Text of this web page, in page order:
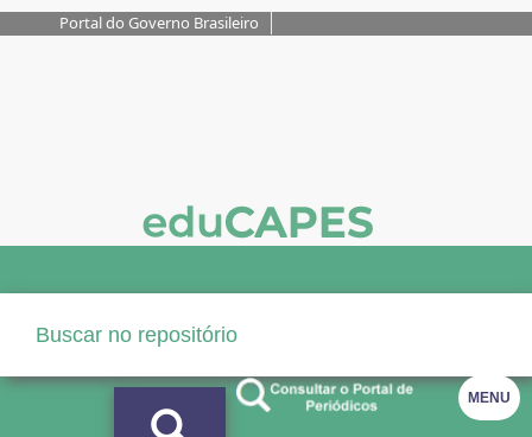
Portal do Governo Brasileiro
MENU